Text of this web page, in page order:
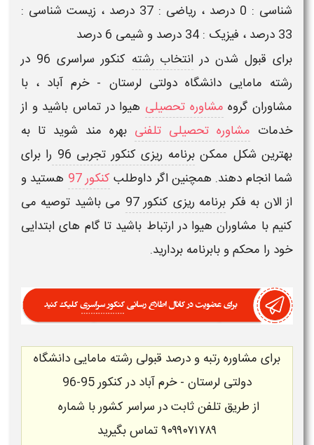
شناسی : 0 درصد ، ریاضی : 37 درصد ، زیست شناسی :
33 درصد ، فیزیک : 34 درصد و شیمی 6 درصد
برای قبول شدن در انتخاب رشته کنکور سراسری 96
در
رشته مامایی دانشگاه دولتی لرستان - خرم آباد ، با
مشاوران گروه مشاوره تحصیلی هیوا در تماس باشید و از
خدمات مشاوره تحصیلی تلفنی بهره مند شوید تا به
بهترین شکل ممکنبرنامه ریزی کنکور تجربی 96
را برای
شما انجام دهند. همچنین اگر داوطلب کنکور 97
هستید و
از الان به فکر برنامه ریزی کنکور 97
می باشید توصیه می
کنیم با مشاوران هیوا در ارتباط باشید تا گام های ابتدایی
خود را محکم و بابرنامه بردارید.
برای مشاوره رتبه و درصد قبولی رشته مامایی دانشگاه
دولتی لرستان - خرم آباد در کنکور 95-96
از طریق تلفن ثابت در سراسر کشور با شماره
۹۰۹۹۰۷۱۷۸۹تماس بگیرید